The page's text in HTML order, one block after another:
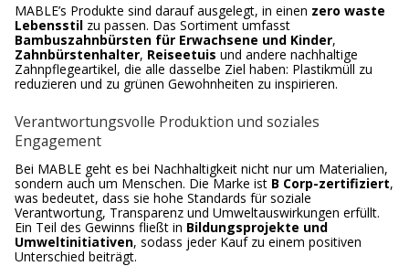
MABLE’s Produkte sind darauf ausgelegt, in einen zero waste
Lebensstil zu passen. Das Sortiment umfasst
Bambuszahnbürsten für Erwachsene und Kinder,
Zahnbürstenhalter, Reiseetuis und andere nachhaltige
Zahnpflegeartikel, die alle dasselbe Ziel haben: Plastikmüll zu
reduzieren und zu grünen Gewohnheiten zu inspirieren.
Verantwortungsvolle Produktion und soziales
Engagement
Bei MABLE geht es bei Nachhaltigkeit nicht nur um Materialien,
sondern auch um Menschen. Die Marke ist B Corp-zertifiziert,
was bedeutet, dass sie hohe Standards für soziale
Verantwortung, Transparenz und Umweltauswirkungen erfüllt.
Ein Teil des Gewinns fließt in Bildungsprojekte und
Umweltinitiativen, sodass jeder Kauf zu einem positiven
Unterschied beiträgt.